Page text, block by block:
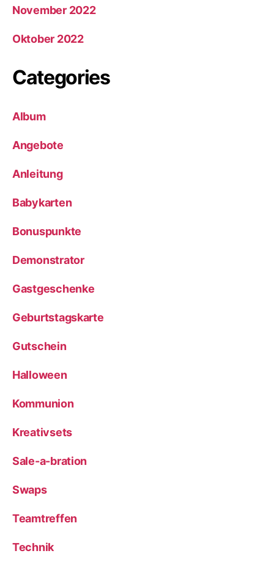
November 2022
Oktober 2022
Categories
Album
Angebote
Anleitung
Babykarten
Bonuspunkte
Demonstrator
Gastgeschenke
Geburtstagskarte
Gutschein
Halloween
Kommunion
Kreativsets
Sale-a-bration
Swaps
Teamtreffen
Technik